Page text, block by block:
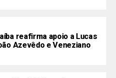
reafirma apoio a Lucas
Azevêdo e Veneziano